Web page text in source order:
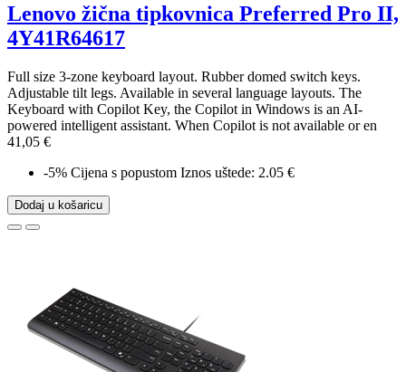
Lenovo žična tipkovnica Preferred Pro II,
4Y41R64617
Full size 3-zone keyboard layout. Rubber domed switch keys.
Adjustable tilt legs. Available in several language layouts. The
Keyboard with Copilot Key, the Copilot in Windows is an AI-
powered intelligent assistant. When Copilot is not available or en
41,05 €
-5% Cijena s popustom Iznos uštede: 2.05 €
Dodaj u košaricu